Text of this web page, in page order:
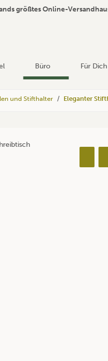
größtes Online-
Büro Für Dich
und Stifthalter Eleganter